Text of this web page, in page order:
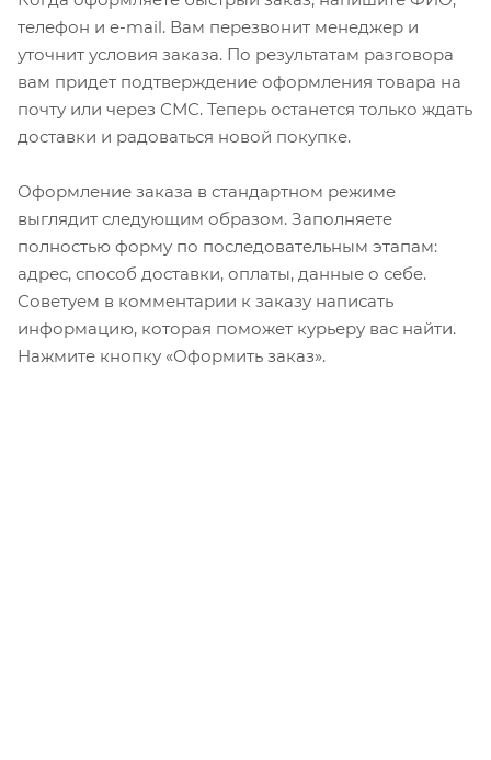
телефон и e-mail. Вам перезвонит менеджер и
уточнит условия заказа. По результатам разговора
вам придет подтверждение оформления товара на
почту или через СМС. Теперь останется только ждать
доставки и радоваться новой покупке.
Оформление заказа в стандартном режиме
выглядит следующим образом. Заполняете
полностью форму по последовательным этапам:
адрес, способ доставки, оплаты, данные о себе.
Советуем в комментарии к заказу написать
информацию, которая поможет курьеру вас найти.
Нажмите кнопку «Оформить заказ».